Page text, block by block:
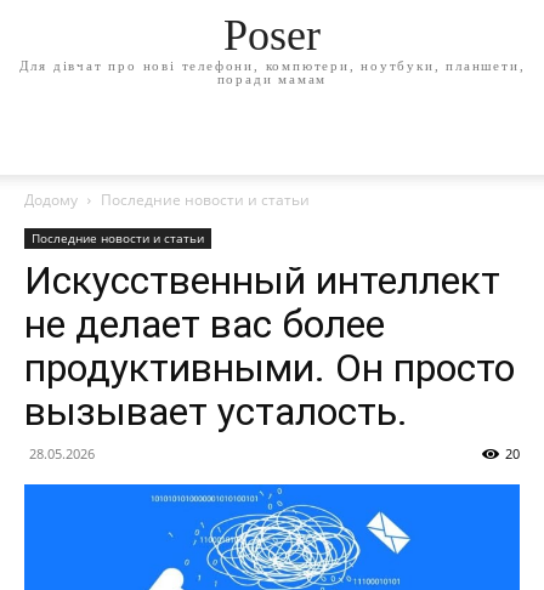
Poser
Для дівчат про нові телефони, компютери, ноутбуки, планшети,
поради мамам
Додому Последние новости и статьи
Последние новости и статьи
Искусственный интеллект
не делает вас более
продуктивными. Он просто
вызывает усталость.
28.05.2026 20